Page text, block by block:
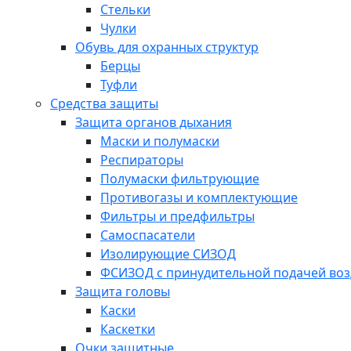
Стельки
Чулки
Обувь для охранных структур
Берцы
Туфли
Средства защиты
Защита органов дыхания
Маски и полумаски
Респираторы
Полумаски фильтрующие
Противогазы и комплектующие
Фильтры и предфильтры
Самоспасатели
Изолирующие СИЗОД
ФСИЗОД с принудительной подачей
Защита головы
Каски
Каскетки